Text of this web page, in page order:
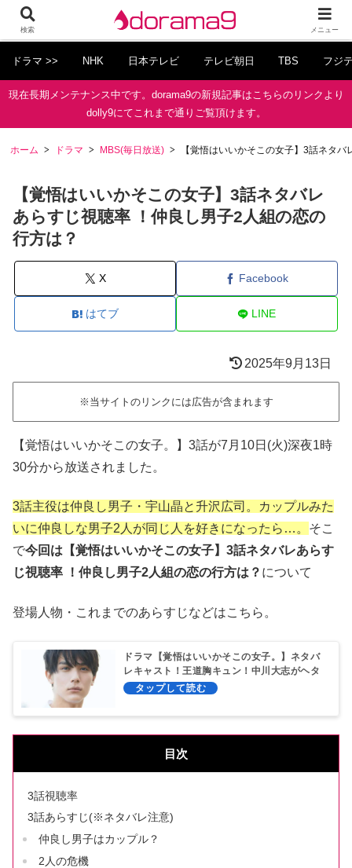
ドラマ >> NHK 日本テレビ テレビ朝日 TBS フジ
現在長期メンテナンス中です。dorama9の新規記事はこちらのリンクより
dolly9にてこれまで通りご覧頂けます。
ホーム ドラマ MBS(毎日放送) 【覚悟はいいかそこの女子】3話ネタ
【覚悟はいいかそこの女子】3話ネタバレ
あらすじ視聴率 ！仲良し男子2人組の恋の
行方は？
X Facebook
はてブ LINE
2025年9月13日
※当サイトのリンクには広告が含まれます
【覚悟はいいかそこの女子。】3話が7月10日(火)深夜1時
30分から放送されました。
3話主役は仲良し男子・宇山晶と升沢広司。カップルみた
いに仲良しな男子2人が同じ人を好きになったら…。 そこ
で今回は【覚悟はいいかそこの女子】3話ネタバレあらす
じ視聴率 ！仲良し男子2人組の恋の行方は？ について
登場人物・これまでのあらすじなどはこちら。
ドラマ【覚悟はいいかそこの女子。】ネタバ
レキャスト！王道胸キュン！中川大志がヘタ
レ男子！
目次
3話視聴率
3話あらすじ(※ネタバレ注意)
仲良し男子はカップル？
2人の危機
検索 メニュー